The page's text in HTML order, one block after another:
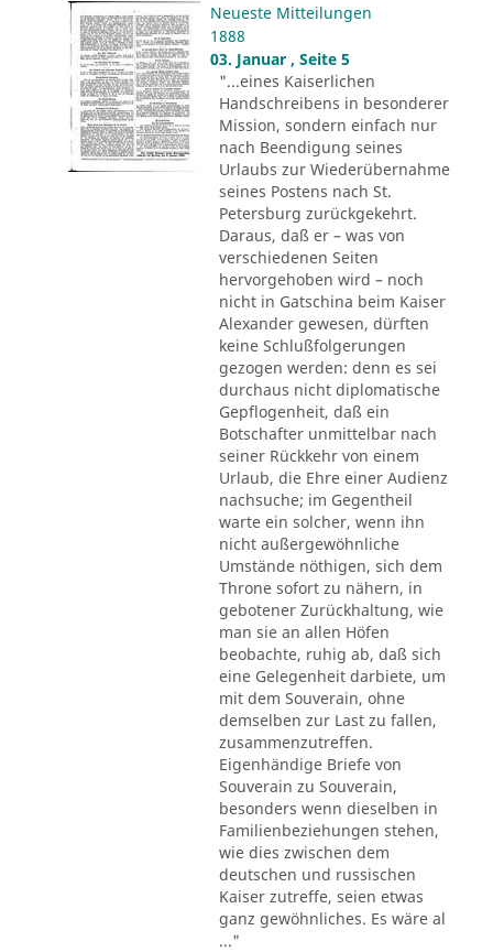
Neueste Mitteilungen
1888
03. Januar , Seite 5
"...eines Kaiserlichen
Handschreibens in besonderer
Mission, sondern einfach nur
nach Beendigung seines
Urlaubs zur Wiederübernahme
seines Postens nach St.
Petersburg zurückgekehrt.
Daraus, daß er – was von
verschiedenen Seiten
hervorgehoben wird – noch
nicht in Gatschina beim Kaiser
Alexander gewesen, dürften
keine Schlußfolgerungen
gezogen werden: denn es sei
durchaus nicht diplomatische
Gepflogenheit, daß ein
Botschafter unmittelbar nach
seiner Rückkehr von einem
Urlaub, die Ehre einer Audienz
nachsuche; im Gegentheil
warte ein solcher, wenn ihn
nicht außergewöhnliche
Umstände nöthigen, sich dem
Throne sofort zu nähern, in
gebotener Zurückhaltung, wie
man sie an allen Höfen
beobachte, ruhig ab, daß sich
eine Gelegenheit darbiete, um
mit dem Souverain, ohne
demselben zur Last zu fallen,
zusammenzutreffen.
Eigenhändige Briefe von
Souverain zu Souverain,
besonders wenn dieselben in
Familienbeziehungen stehen,
wie dies zwischen dem
deutschen und russischen
Kaiser zutreffe, seien etwas
ganz gewöhnliches. Es wäre al
..."